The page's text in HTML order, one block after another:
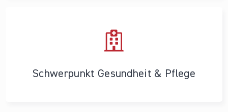
Schwerpunkt Gesundheit & Pflege